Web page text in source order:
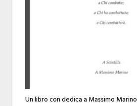
Un libro con dedica a Massimo Marino